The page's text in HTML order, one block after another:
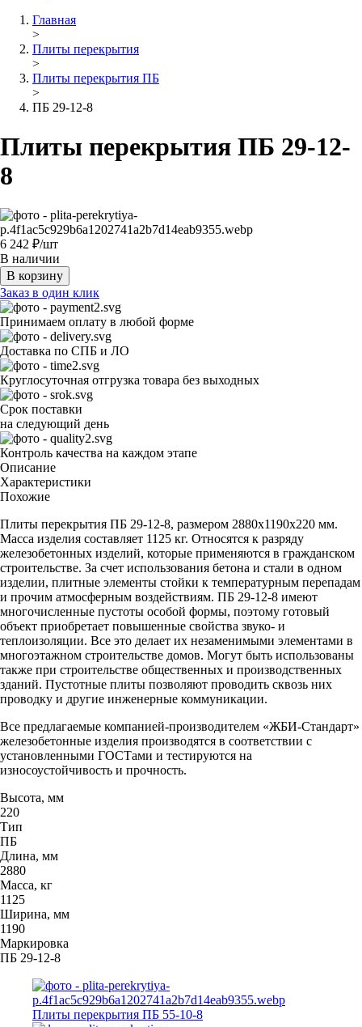
Главная
>
Плиты перекрытия
>
Плиты перекрытия ПБ
>
ПБ 29-12-8
Плиты перекрытия ПБ 29-12-
8
6 242 ₽/шт
В наличии
В корзину
Заказ в один клик
Принимаем оплату в любой форме
Доставка по СПБ и ЛО
Круглосуточная отгрузка товара без выходных
Срок поставки
на следующий день
Контроль качества на каждом этапе
Описание
Характеристики
Похожие
Плиты перекрытия ПБ 29-12-8, размером 2880х1190х220 мм.
Масса изделия составляет 1125 кг. Относятся к разряду
железобетонных изделий, которые применяются в гражданском
строительстве. За счет использования бетона и стали в одном
изделии, плитные элементы стойки к температурным перепадам
и прочим атмосферным воздействиям. ПБ 29-12-8 имеют
многочисленные пустоты особой формы, поэтому готовый
объект приобретает повышенные свойства звуко- и
теплоизоляции. Все это делает их незаменимыми элементами в
многоэтажном строительстве домов. Могут быть использованы
также при строительстве общественных и производственных
зданий. Пустотные плиты позволяют проводить сквозь них
проводку и другие инженерные коммуникации.
Все предлагаемые компанией-производителем «ЖБИ-Стандарт»
железобетонные изделия производятся в соответствии с
установленными ГОСТами и тестируются на
износоустойчивость и прочность.
Высота, мм
220
Тип
ПБ
Длина, мм
2880
Масса, кг
1125
Ширина, мм
1190
Маркировка
ПБ 29-12-8
Плиты перекрытия ПБ 55-10-8